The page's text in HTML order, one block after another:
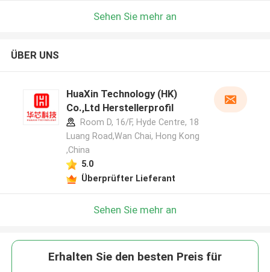
Sehen Sie mehr an
ÜBER UNS
HuaXin Technology (HK)
Co.,Ltd Herstellerprofil
Room D, 16/F, Hyde Centre, 18
Luang Road,Wan Chai, Hong Kong
,China
5.0
Überprüfter Lieferant
Sehen Sie mehr an
Erhalten Sie den besten Preis für